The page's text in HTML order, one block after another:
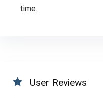
time.
User Reviews